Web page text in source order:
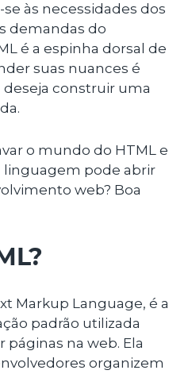
às necessidades dos
demandas do
é a espinha dorsal de
suas nuances é
construir uma
o mundo do HTML e
linguagem pode abrir
web? Boa
Markup Language, é a
padrão utilizada
páginas na web. Ela
organizem